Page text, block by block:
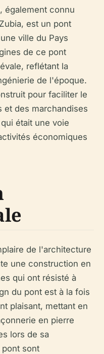
également connu
est un pont
ville du Pays
de ce pont
reflétant la
de l'époque.
pour faciliter le
et des marchandises
était une voie
économiques
de l'architecture
une construction en
qui ont résisté à
du pont est à la fois
plaisant, mettant en
en pierre
lors de sa
sont